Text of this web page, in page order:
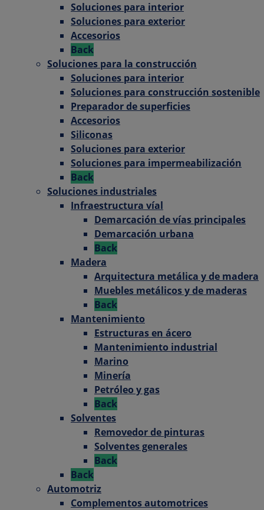
Soluciones para interior
Soluciones para exterior
Accesorios
Back
Soluciones para la construcción
Soluciones para interior
Soluciones para construcción sostenible
Preparador de superficies
Accesorios
Siliconas
Soluciones para exterior
Soluciones para impermeabilización
Back
Soluciones industriales
Infraestructura víal
Demarcación de vías principales
Demarcación urbana
Back
Madera
Arquitectura metálica y de madera
Muebles metálicos y de maderas
Back
Mantenimiento
Estructuras en ácero
Mantenimiento industrial
Marino
Minería
Petróleo y gas
Back
Solventes
Removedor de pinturas
Solventes generales
Back
Back
Automotriz
Complementos automotrices